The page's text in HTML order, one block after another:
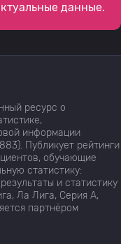
данные.
ресурс о
информации
Публикует рейтинги
обучающие
статистику:
и статистику
Ла Лига, Серия А,
партнёром